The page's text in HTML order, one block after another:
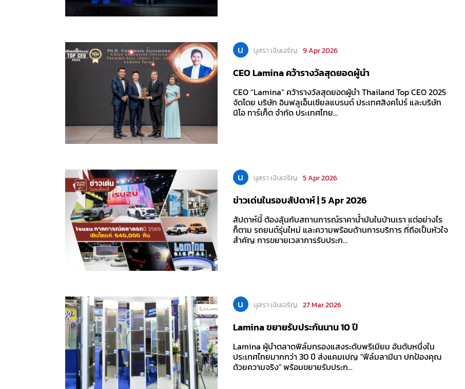
น นุสรา เงินเจริญ 9 Apr 2026
CEO Lamina คว้ารางวัลสุดยอดผู้นำ
CEO “Lamina” คว้ารางวัลสุดยอดผู้นำ Thailand Top CEO 2025
จัดโดย บริษัท อินฟลูเอ็นเชียลแบรนด์ ประเทศสิงคโปร์ และบริษัท
นิโอ ทาร์เก็ต จำกัด ประเทศไทย...
น นุสรา เงินเจริญ 5 Apr 2026
ข่าวเด่นในรอบสัปดาห์ | 5 Apr 2026
สัปดาห์นี้ ต้องลุ้นกับสถานการณ์ราคาน้ำมันในบ้านเรา แต่อย่างไร
ก็ตาม รถยนต์รุ่นใหม่ และความพร้อมด้านการบริการ ที่ถือเป็นหัวใจ
สำคัญ การขยายเวลาการรับประก...
น นุสรา เงินเจริญ 27 Mar 2026
Lamina ขยายรับประกันนาน 10 ปี
Lamina ผู้นำตลาดฟิล์มกรองแสงระดับพรีเมียม อันดับหนึ่งใน
ประเทศไทยมากกว่า 30 ปี ส่งแคมเปญ "ฟีล์มลามีนา ปกป้องคุณ
ด้วยความจริง" พร้อมขยายรับประก...